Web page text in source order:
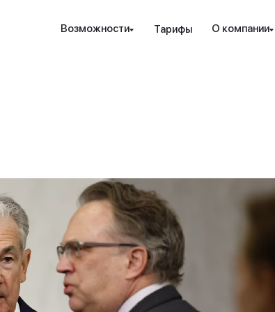
Возможности
идеи Аналитика PRO
Тарифы О компании
счетов
Наведите камеру телефона на QR-код,
чтобы скачать мобильное приложение.